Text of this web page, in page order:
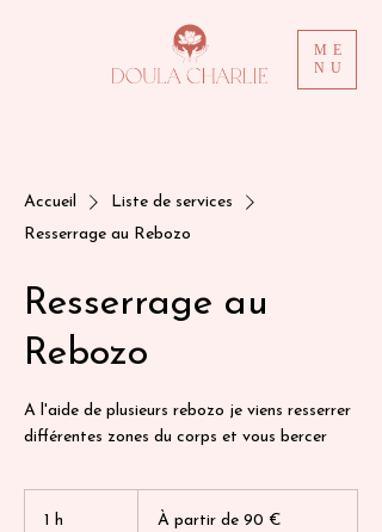
ME
NU
Accueil
Liste de services
Resserrage au Rebozo
Resserrage au
Rebozo
A l'aide de plusieurs rebozo je viens resserrer
différentes zones du corps et vous bercer
1 h
partir
À partir de 90 €